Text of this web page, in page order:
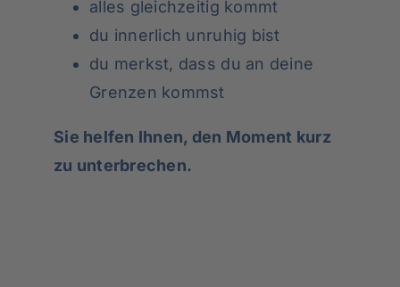
alles gleichzeitig kommt
du innerlich unruhig bist
du merkst, dass du an deine
Grenzen kommst
Sie helfen Ihnen, den Moment kurz
zu unterbrechen.